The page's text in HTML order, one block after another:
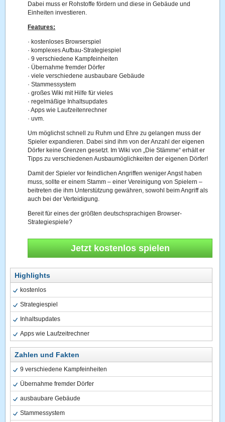
Dabei muss er Rohstoffe fördern und diese in Gebäude und
Einheiten investieren.
Features:
· kostenloses Browserspiel
· komplexes Aufbau-Strategiespiel
· 9 verschiedene Kampfeinheiten
· Übernahme fremder Dörfer
· viele verschiedene ausbaubare Gebäude
· Stammessystem
· großes Wiki mit Hilfe für vieles
· regelmäßige Inhaltsupdates
· Apps wie Laufzeitenrechner
· uvm.
Um möglichst schnell zu Ruhm und Ehre zu gelangen muss der
Spieler expandieren. Dabei sind ihm von der Anzahl der eigenen
Dörfer keine Grenzen gesetzt. Im Wiki von „Die Stämme“ erhält er
Tipps zu verschiedenen Ausbaumöglichkeiten der eigenen Dörfer!
Damit der Spieler vor feindlichen Angriffen weniger Angst haben
muss, sollte er einem Stamm – einer Vereinigung von Spielern –
beitreten die ihm Unterstützung gewähren, sowohl beim Angriff als
auch bei der Verteidigung.
Bereit für eines der größten deutschsprachigen Browser-
Strategiespiele?
Jetzt kostenlos spielen
Highlights
kostenlos
Strategiespiel
Inhaltsupdates
Apps wie Laufzeitrechner
Zahlen und Fakten
9 verschiedene Kampfeinheiten
Übernahme fremder Dörfer
ausbaubare Gebäude
Stammessystem